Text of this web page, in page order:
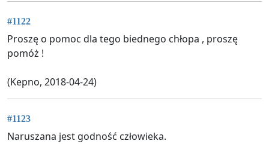
#1122
Proszę o pomoc dla tego biednego chłopa , proszę
pomóż !
(Kepno, 2018-04-24)
#1123
Naruszana jest godność człowieka.